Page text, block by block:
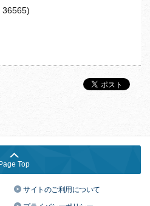
Page Top
サイトのご利用について